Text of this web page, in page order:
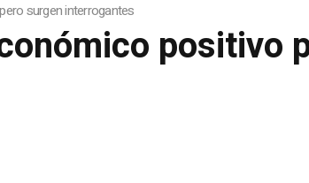
surgen interrogantes
positivo